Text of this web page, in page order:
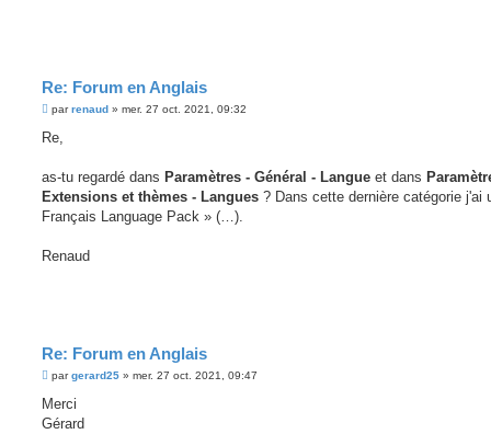
Re: Forum en Anglais
M
s
g
parrenaud » mer. 27 oct. 2021, 09:32
Re,
as-tu regardé dans Paramètres - Général - Langue et dans
Extensions et thèmes - Langues ? Dans cette dernière catégorie j'ai
Français Language Pack » (…).
Renaud
Re: Forum en Anglais
M
s
a
pargerard25 » mer. 27 oct. 2021, 09:47
Merci
Gérard